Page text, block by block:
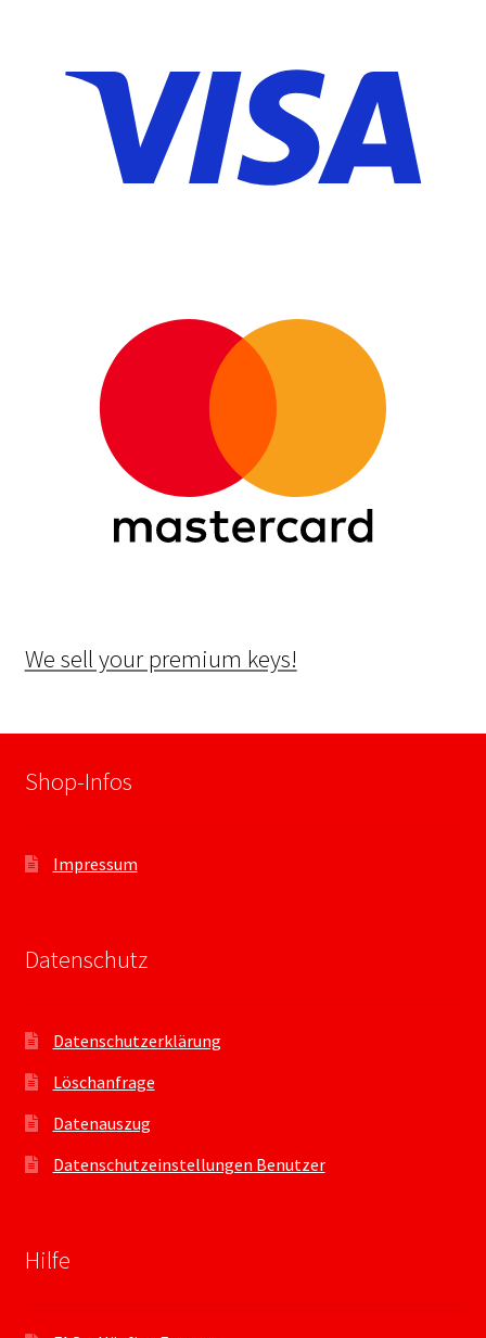
We sell your premium keys!
Shop-Infos
Impressum
Datenschutz
Datenschutzerklärung
Löschanfrage
Datenauszug
Datenschutzeinstellungen Benutzer
Hilfe